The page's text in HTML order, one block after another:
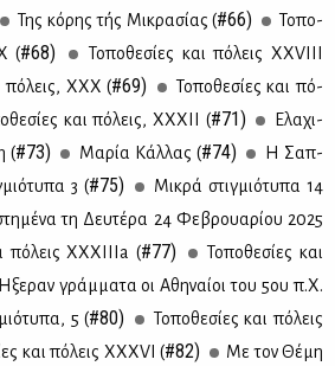
Της κό­ρης τής Μι­κρα­σί­ας (#66)
Το­πο­
(#68)
Το­πο­θε­σί­ες και πό­λεις ΧΧVIII
πό­λεις, ΧΧΧ (#69)
Το­πο­θε­σί­ες και πό­
και πό­λεις, ΧΧ­ΧΙΙ (#71)
Ελα­χι­
(#73) Μα­ρία Κάλ­λας (#74)
Η Σαπ­
3 (#75)
Μι­κρά στιγ­μιό­τυ­πα 14
τη Δευ­τέ­ρα 24 Φε­βρουα­ρί­ου 2025
πό­λεις ΧΧ­ΧΙ­Ι­Ιa (#77)
Το­πο­θε­σί­ες και
γράμ­μα­τα οι Αθη­ναί­οι του 5ου π.Χ.
5 (#80)
Το­πο­θε­σί­ες και πό­λεις
και πό­λεις ΧΧ­ΧVI (#82)
Με τον Θέ­μη